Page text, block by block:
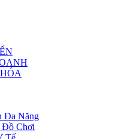
Đa Năng
Chơi